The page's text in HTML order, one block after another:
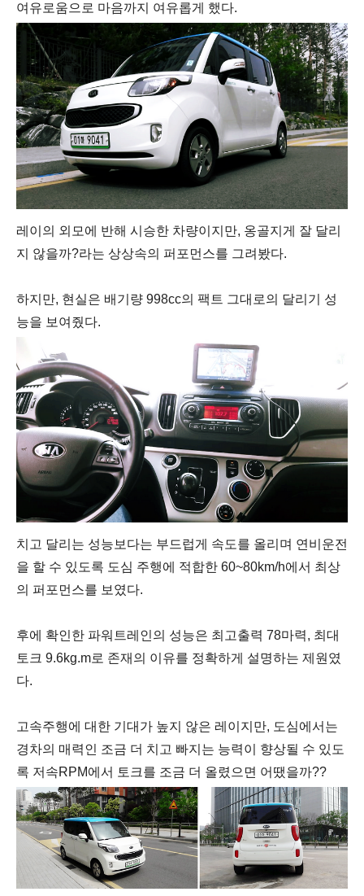
여유로움으로 마음까지 여유롭게 했다.
레이의 외모에 반해 시승한 차량이지만, 옹골지게 잘 달리
지 않을까?라는 상상속의 퍼포먼스를 그려봤다.
하지만, 현실은 배기량 998cc의 팩트 그대로의 달리기 성
능을 보여줬다.
치고 달리는 성능보다는 부드럽게 속도를 올리며 연비운전
을 할 수 있도록 도심 주행에 적합한 60~80km/h에서 최상
의 퍼포먼스를 보였다.
후에 확인한 파워트레인의 성능은 최고출력 78마력, 최대
토크 9.6kg.m로 존재의 이유를 정확하게 설명하는 제원였
다.
고속주행에 대한 기대가 높지 않은 레이지만, 도심에서는
경차의 매력인 조금 더 치고 빠지는 능력이 향상될 수 있도
록 저속RPM에서 토크를 조금 더 올렸으면 어땠을까??